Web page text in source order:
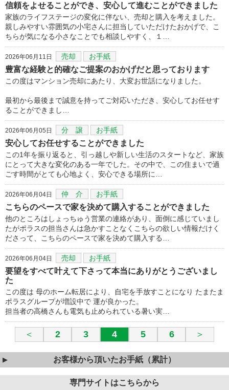
信頼をよせることができ、安心して進むことができました
家族のライフステージの変化に伴ない、売却と購入を考えました。
親しみやすい雰囲気の小宅さんに担当していただけたおかげで、こ
ちらが気になる小さなことでも相談しやすく、１…
2026年06月11日 売却 お手紙
豊富な経験と的確なご提案のおかげだと思っております
この度はマンション売却にあたり、大変お世話になりました。
最初から最後まで誠意を持ってご対応いただき、安心してお任せす
ることができまし…
2026年06月05日 分 譲 お手紙
安心してお任せすることができました
この1年を振り返ると、引っ越しや新しい生活のスタートなど、家族
にとって大きな変化のある一年でした。その中で、この住まいで過
ごす時間がとても心地よく、安心できる場所に…
2026年06月04日 仲 介 お手紙
こちらのペースで家を決めて購入することができました
他のところはしょっちゅう営業の連絡があり、面倒に感じていまし
たがポラスの担当さんは急かすことなくこちらの欲しい情報だけく
ださって、こちらのペースで家を決めて購入する…
2026年06月04日 売却 お手紙
要望をすべて叶えて下さって本当にありがとうございまし
た
この度は 母のホーム転居により、自宅を手放すことになり たまたま
ポラスグループが増設中で 運が良かった。
担当者の高橋さんも電気も止められている暑い実…
＜ 2 3 4 5 6 ＞
お客様から頂いたお手紙（累計）
専門サイトはこちらから